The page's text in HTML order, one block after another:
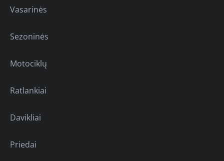
Vasarinės
Sezoninės
Motociklų
Ratlankiai
Davikliai
Priedai